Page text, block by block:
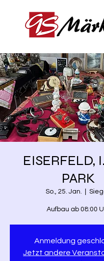
EISERFELD,
PARK
So., 25. Jan.
Aufbau ab 08:00
Anmeldung
Jetzt andere